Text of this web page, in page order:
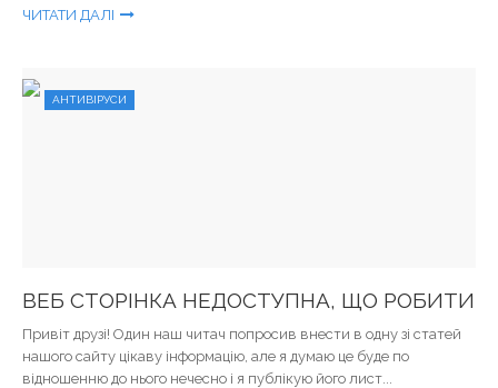
ЧИТАТИ ДАЛІ
АНТИВІРУСИ
ВЕБ СТОРІНКА НЕДОСТУПНА, ЩО РОБИТИ
Привіт друзі! Один наш читач попросив внести в одну зі статей
нашого сайту цікаву інформацію, але я думаю це буде по
відношенню до нього нечесно і я публікую його лист...